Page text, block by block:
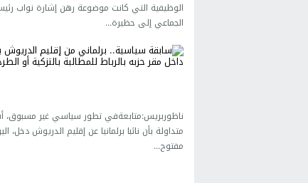
الوظيفية التي كانت موضوعة رهن إشارة نواب
الجماعي إلى حظيرة...
ناظوربريس:متابعةفي تطور سياسي غير مسبوق،
متداولة بأن نائبا برلمانيا عن إقليم الدريوش دخل،
مفتوح...